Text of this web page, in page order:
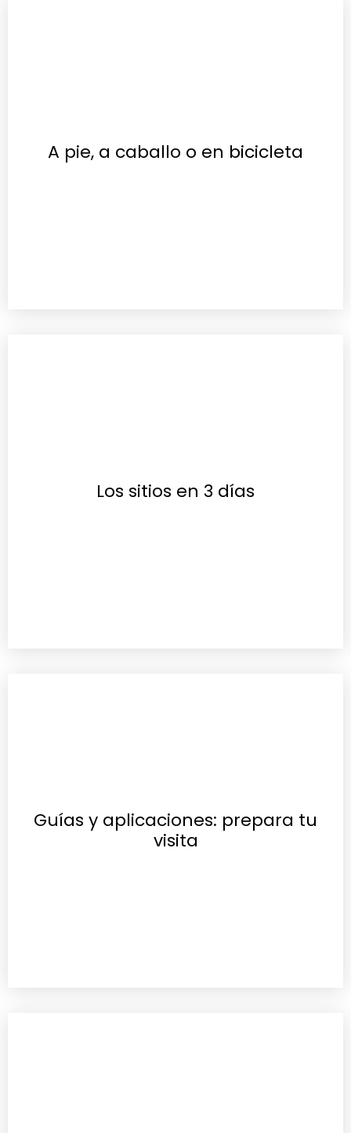
A pie, a caballo o en bicicleta
Los sitios en 3 días
Guías y aplicaciones: prepara tu
visita